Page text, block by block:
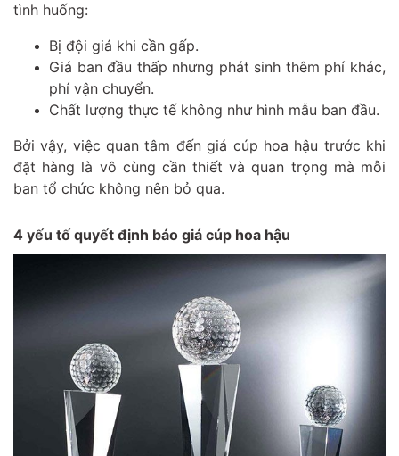
tình huống:
Bị đội giá khi cần gấp.
Giá ban đầu thấp nhưng phát sinh thêm phí khác,
phí vận chuyển.
Chất lượng thực tế không như hình mẫu ban đầu.
Bởi vậy, việc quan tâm đến giá cúp hoa hậu trước khi
đặt hàng là vô cùng cần thiết và quan trọng mà mỗi
ban tổ chức không nên bỏ qua.
4 yếu tố quyết định báo giá cúp hoa hậu